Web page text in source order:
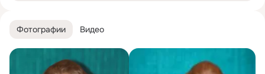
Фотографии Видео